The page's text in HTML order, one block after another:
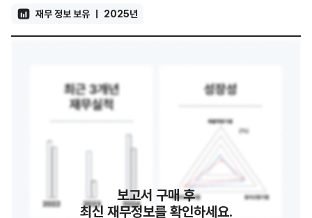
재무 정보 보유 2025년
보고서 구매 후
최신 재무정보를 확인하세요.